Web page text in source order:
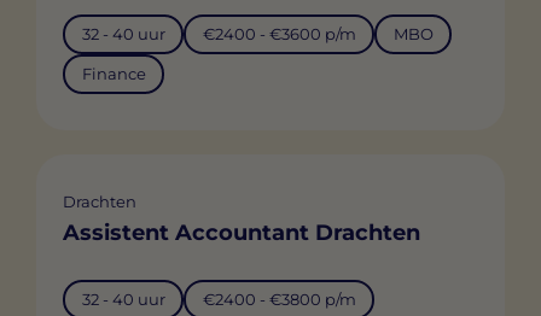
32 - 40 uur €2400 - €3600 p/m MBO
Finance
Drachten
Assistent Accountant Drachten
32 - 40 uur €2400 - €3800 p/m